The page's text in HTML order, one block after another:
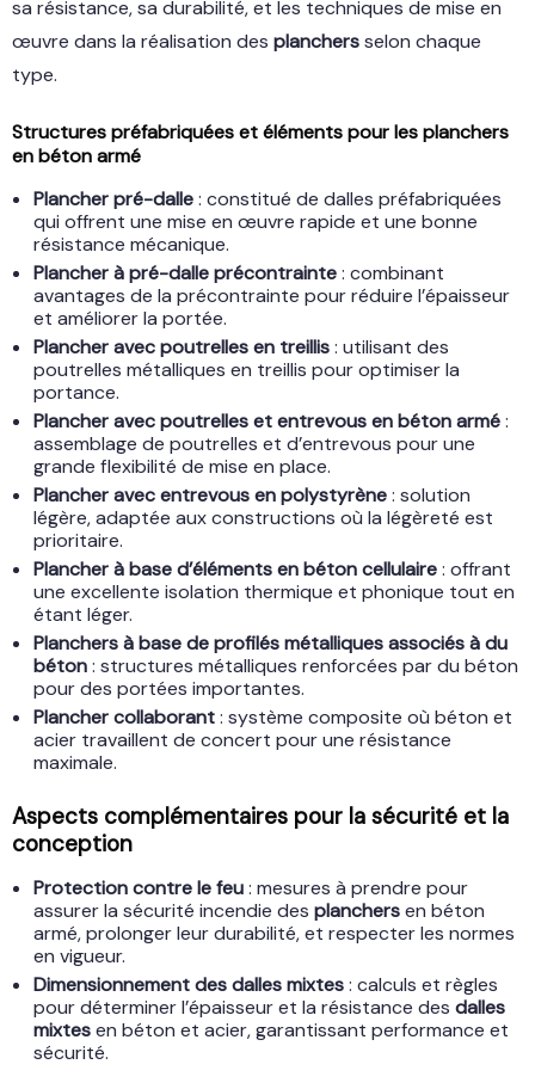
sa résistance, sa durabilité, et les techniques de mise en
œuvre dans la réalisation des planchersselon chaque
type.
Structures préfabriquées et éléments pourles planchers
en béton armé
Plancher pré-dalle: constitué de dalles préfabriquées
qui offrent une mise en œuvre rapide et une bonne
résistance mécanique.
Plancher à pré-dalle précontrainte: combinant
avantages de la précontrainte pour réduire l’épaisseur
et améliorer la portée.
Plancher avec poutrelles en treillis: utilisant des
poutrelles métalliques en treillis pour optimiser la
portance.
Plancher avec poutrelles et entrevous en béton armé:
assemblage de poutrelles et d’entrevous pour une
grande flexibilité de mise en place.
Plancher avec entrevous en polystyrène: solution
légère, adaptée aux constructions où la légèreté est
prioritaire.
Plancher à base d’éléments en béton cellulaire: offrant
une excellente isolation thermique et phonique tout en
étant léger.
Planchers à base de profilés métalliques associés à du
béton: structures métalliques renforcées par du béton
pour des portées importantes.
Plancher collaborant: système composite où béton et
acier travaillent de concert pour une résistance
maximale.
Aspects complémentaires pour la sécurité et la
conception
Protection contre le feu: mesures à prendre pour
assurer la sécurité incendie desplanchersen béton
armé, prolonger leur durabilité, et respecter les normes
en vigueur.
Dimensionnement des dalles mixtes: calculs et règles
pour déterminer l’épaisseur et la résistance desdalles
mixtesen béton et acier, garantissant performance et
sécurité.